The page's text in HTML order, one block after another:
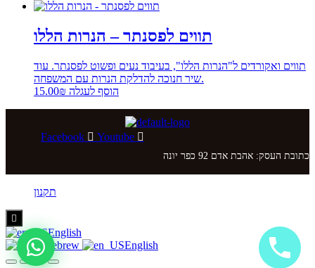
תווים לפסנתר – הנרות הללו
תווים ואקורדים ל"הנרות הללו", בעיבוד נעים ופשוט לפסנתר. עוד
שיר חנוכה להדלקת הנרות עם המשפחה.
15.00₪ הוסף לעגלה
Facebook Youtube
כתובת העסק: אהבת אדם 92 כפר יונה
תקנון
Hamburger
Toggle
Menu
English
Hebrew
English